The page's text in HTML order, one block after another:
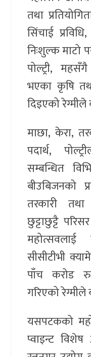
तथा
सिंचाई
निःशुल्क माटो
पोल्ट्री,
भएका कृषि
दिइएको रेग्मीले
माछा, केरा,
पदार्थ,
सम्बन्धित
बीउबिजनको
तरकारी
छुट्टाछुट्टै
सीसीटीभी
पाँच करोड
गरिएको रेग्मीले
यसपटकको
प्वाइन्ट